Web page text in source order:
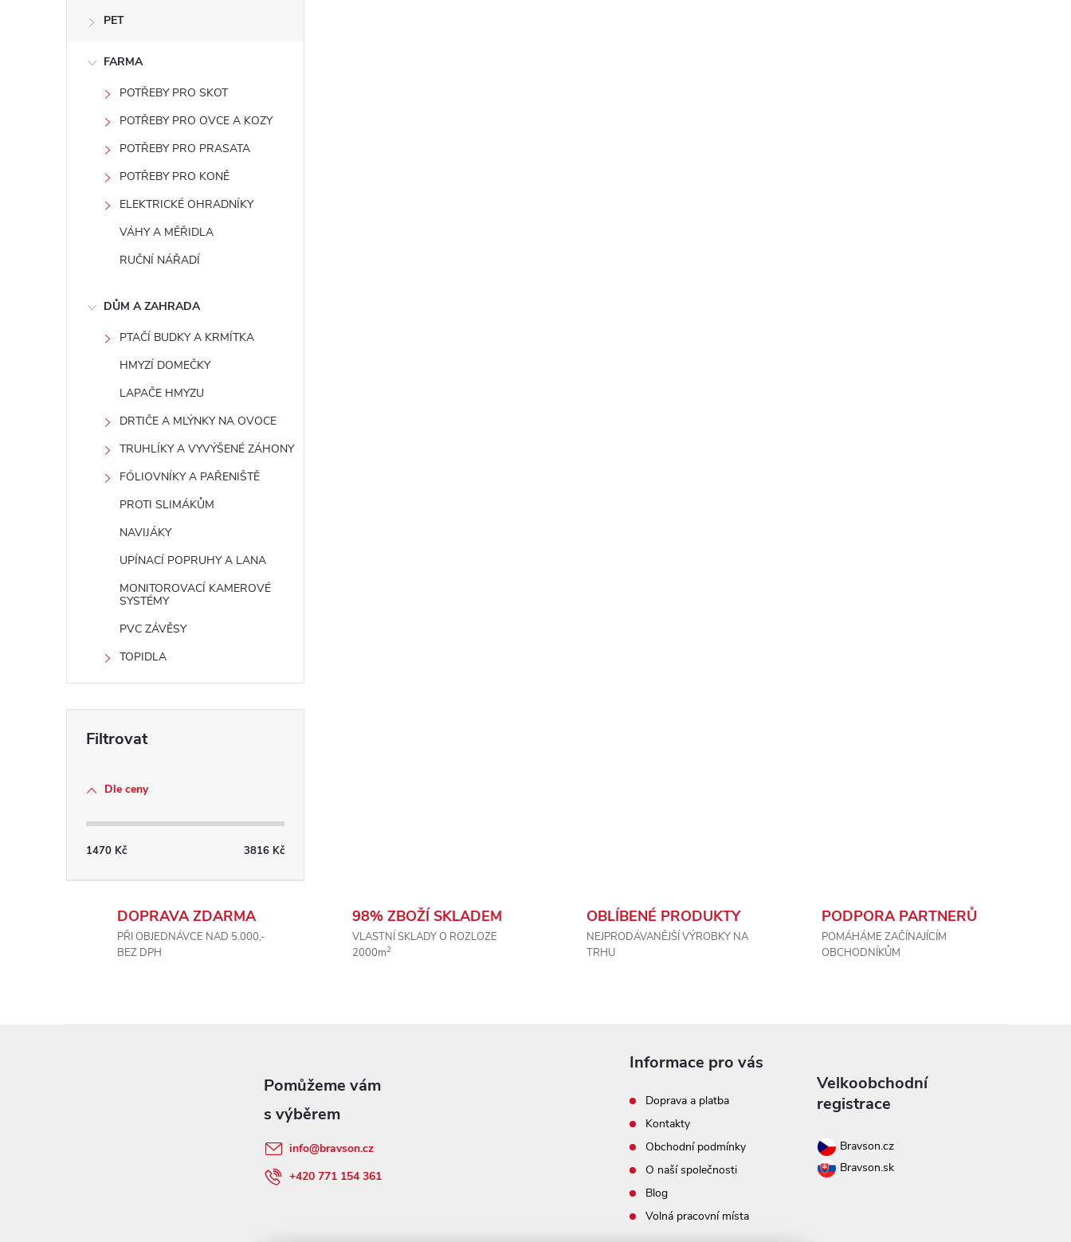
PET
FARMA
POTŘEBY PRO SKOT
POTŘEBY PRO OVCE A KOZY
POTŘEBY PRO PRASATA
POTŘEBY PRO KONĚ
ELEKTRICKÉ OHRADNÍKY
VÁHY A MĚŘIDLA
RUČNÍ NÁŘADÍ
DŮM A ZAHRADA
PTAČÍ BUDKY A KRMÍTKA
HMYZÍ DOMEČKY
LAPAČE HMYZU
DRTIČE A MLÝNKY NA OVOCE
TRUHLÍKY A VYVÝŠENÉ ZÁHONY
FÓLIOVNÍKY A PAŘENIŠTĚ
PROTI SLIMÁKŮM
NAVIJÁKY
UPÍNACÍ POPRUHY A LANA
MONITOROVACÍ KAMEROVÉ
SYSTÉMY
PVC ZÁVĚSY
TOPIDLA
Dle ceny
1470 Kč 3816 Kč
DOPRAVA ZDARMA
PŘI OBJEDNÁVCE NAD 5.000,-
BEZ DPH
98% ZBOŽÍ SKLADEM
VLASTNÍ SKLADY O ROZLOZE
2000m2
OBLÍBENÉ PRODUKTY
NEJPRODÁVANĚJŠÍ VÝROBKY NA
TRHU
PODPORA PARTNERŮ
POMÁHÁME ZAČÍNAJÍCÍM
OBCHODNÍKŮM
info@bravson.cz
+420 771 154 361
Informace pro vás
Doprava a platba
Kontakty
Obchodní podmínky
O naší společnosti
Blog
Volná pracovní místa
Velkoobchodní
registrace
Bravson.cz
Bravson.sk